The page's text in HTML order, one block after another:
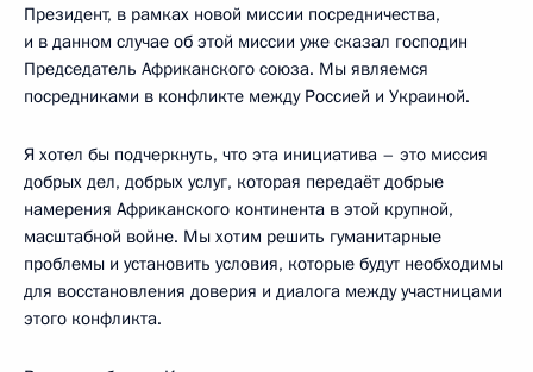
Президент, в рамках новой миссии посредничества,
и в данном случае об этой миссии уже сказал господин
Председатель Африканского союза. Мы являемся
посредниками в конфликте между Россией и Украиной.
Я хотел бы подчеркнуть, что эта инициатива – это миссия
добрых дел, добрых услуг, которая передаёт добрые
намерения Африканского континента в этой крупной,
масштабной войне. Мы хотим решить гуманитарные
проблемы и установить условия, которые будут необходимы
для восстановления доверия и диалога между участницами
этого конфликта.